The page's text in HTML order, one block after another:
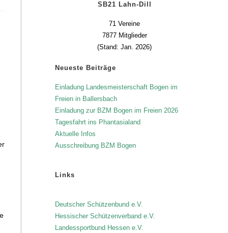
SB21 Lahn-Dill
71 Vereine
7877 Mitglieder
(Stand: Jan. 2026)
Neueste Beiträge
Einladung Landesmeisterschaft Bogen im
Freien in Ballersbach
Einladung zur BZM Bogen im Freien 2026
Tagesfahrt ins Phantasialand
Aktuelle Infos
Ausschreibung BZM Bogen
Links
Deutscher Schützenbund e.V.
Hessischer Schützenverband e.V.
Landessportbund Hessen e.V.